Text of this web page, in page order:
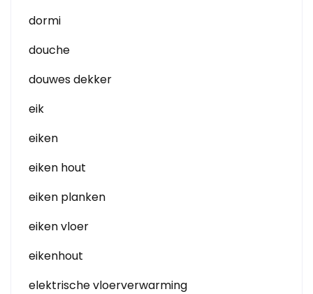
dormi
douche
douwes dekker
eik
eiken
eiken hout
eiken planken
eiken vloer
eikenhout
elektrische vloerverwarming